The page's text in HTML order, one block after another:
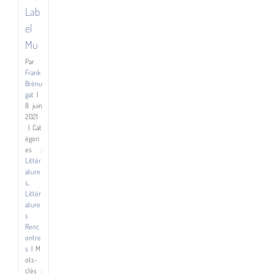
Lab
el
Mu
Par
Frank
Brénu
gat |
8 juin
2021
| Cat
égori
es :
Littér
ature
s,
Littér
ature
s
Renc
ontre
s | M
ots-
clés :